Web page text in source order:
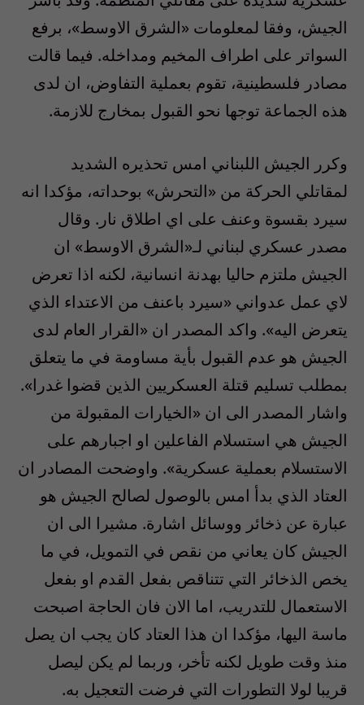
الجيش، وفقا لمعلومات «الشرق الاوسط»، برفع
السواتر على اطراف المخيم ومداخله. فيما قالت
مصادر فلسطينية، تقوم بعملية التفاوض، ان لدى
هذه الجماعة توجها نحو القبول بمخارج للازمة.
وكرر الجيش اللبناني امس تحذيره الشديد
لمقاتلي الحركة من «التحرش» بوحداته، مؤكدا انه
سيرد بقسوة وعنف على اي اطلاق نار. وقال
مصدر عسكري لبناني لـ«الشرق الاوسط» ان
الجيش ملتزم حاليا بهدنة انسانية، لكنه اذا تعرض
لاي عمل عدواني «سيرد باعنف من الاعتداء الذي
يتعرض اليه». واكد المصدر ان «القرار العام لدى
الجيش هو عدم القبول بأية مساومة في ما يتعلق
بمطلب تسليم قتلة العسكريين الذين قضوا غدرا».
واشار المصدر الى ان «الخيارات المقبولة من
الجيش هي استسلام الفاعلين او اجبارهم على
الاستسلام بعملية عسكرية». واوضحت المصادر ان
العتاد الذي بدأ امس بالوصول لصالح الجيش هو
عبارة عن ذخائر ووسائل اشارة. مشيرا الى ان
الجيش كان يعاني من نقص في التمويل، في ما
يخص الذخائر التي تتناقص بفعل القدم او بفعل
الاستعمال للتدريب، اما الان فان الحاجة اصبحت
ماسة اليها، مؤكدا ان هذا العتاد كان يجب ان يصل
منذ وقت طويل لكنه تأخر، وربما لم يكن ليصل
قريبا لولا التطورات التي فرضت التعجيل به.